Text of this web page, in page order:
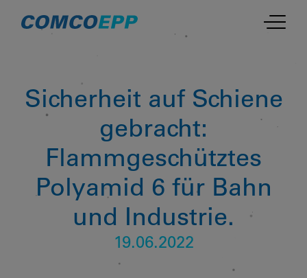
Sicherheit auf Schiene
gebracht:
Flammgeschütztes
Polyamid 6 für Bahn
und Industrie.
19.06.2022